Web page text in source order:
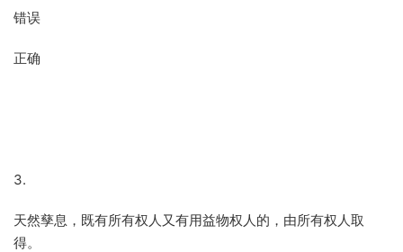
错误
正确
3.
天然孳息，既有所有权人又有用益物权人的，由所有权人取
得。